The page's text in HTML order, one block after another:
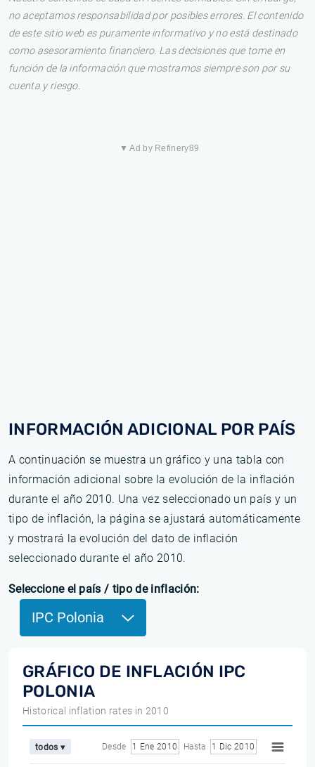
no aceptamos responsabilidad por posibles errores. El contenido
de este sitio web es puramente informativo y no está destinado
como asesoramiento financiero. Las decisiones que tome en
función de la información que mostramos siempre son por su
cuenta y riesgo.
▼ Ad by Refinery89
INFORMACIÓN ADICIONAL POR PAÍS
A continuación se muestra un gráfico y una tabla con
información adicional sobre la evolución de la inflación
durante el año 2010. Una vez seleccionado un país y un
tipo de inflación, la página se ajustará automáticamente
y mostrará la evolución del dato de inflación
seleccionado durante el año 2010.
Seleccione el país / tipo de inflación:
IPC Polonia
GRÁFICO DE INFLACIÓN IPC
POLONIA
Historical inflation rates in 2010
todos ▾ Desde 1 Ene 2010 Hasta 1 Dic 2010